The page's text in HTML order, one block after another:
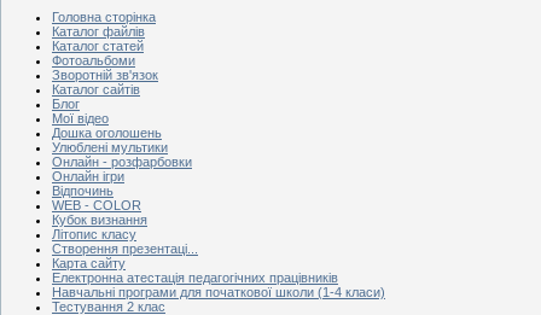
Головна сторінка
Каталог файлів
Каталог статей
Фотоальбоми
Зворотній зв'язок
Каталог сайтів
Блог
Мої відео
Дошка оголошень
Улюблені мультики
Онлайн - розфарбовки
Онлайн ігри
Відпочинь
WEB - COLOR
Кубок визнання
Літопис класу
Створення презентаці...
Карта сайту
Електронна атестація педагогічних працівників
Навчальні програми для початкової школи (1-4 класи)
Тестування 2 клас